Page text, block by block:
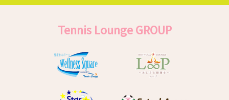
Tennis Lounge GROUP